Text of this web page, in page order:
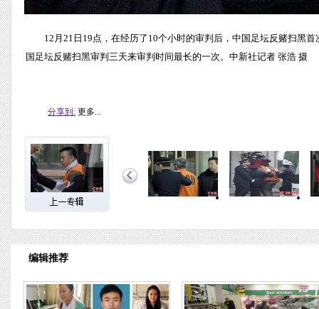
12月21日19点，在经历了10个小时的审判后，中国足坛反赌扫黑
国足坛反赌扫黑审判三天来审判时间最长的一次。中新社记者 张浩 摄
分享到: 更多...
编辑推荐